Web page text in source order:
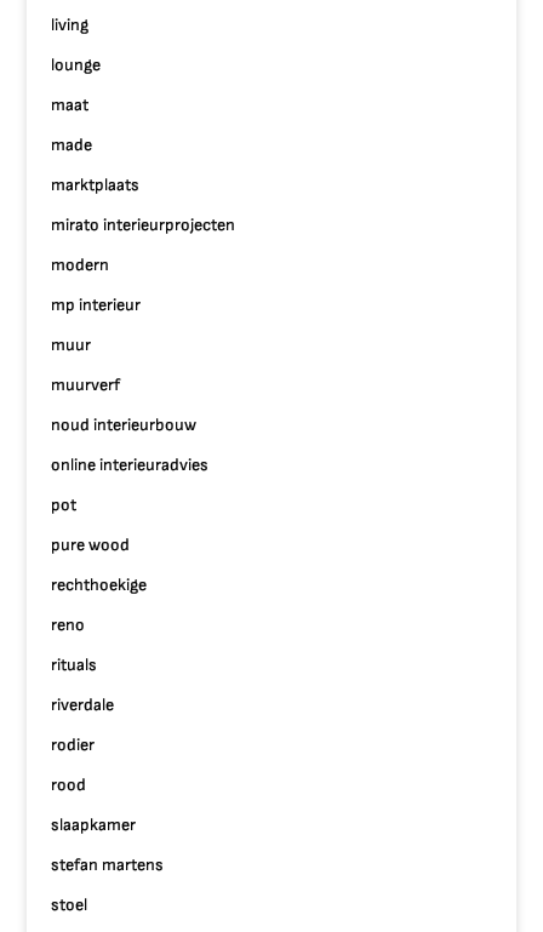
living
lounge
maat
made
marktplaats
mirato interieurprojecten
modern
mp interieur
muur
muurverf
noud interieurbouw
online interieuradvies
pot
pure wood
rechthoekige
reno
rituals
riverdale
rodier
rood
slaapkamer
stefan martens
stoel